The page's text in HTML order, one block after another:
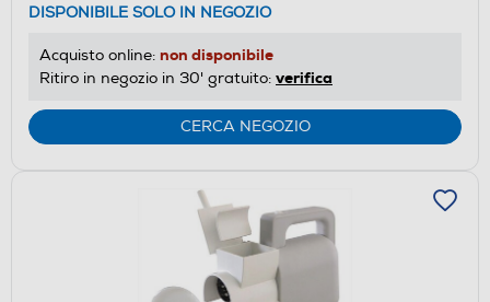
DISPONIBILE SOLO IN NEGOZIO
Acquisto online: non disponibile
Ritiro in negozio in 30' gratuito: verifica
CERCA NEGOZIO